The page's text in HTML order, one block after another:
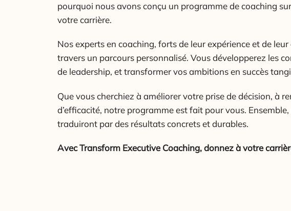
pourquoi nous avons conçu un programme de coaching
votre carrière.
Nos experts en coaching, forts de leur expérience et de
travers un parcours personnalisé. Vous développerez les
de leadership, et transformer vos ambitions en succès
Que vous cherchiez à améliorer votre prise de décision, à
d’efficacité, notre programme est fait pour vous.
traduiront par des résultats concrets et durables.
Avec Transform Executive Coaching, donnez à votre